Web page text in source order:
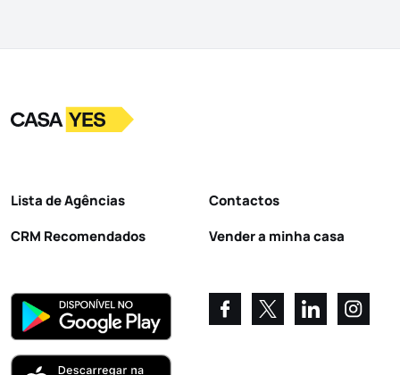
LogoIr para a homepage
Lista de Agências
CRM Recomendados
Contactos
Vender a minha casa